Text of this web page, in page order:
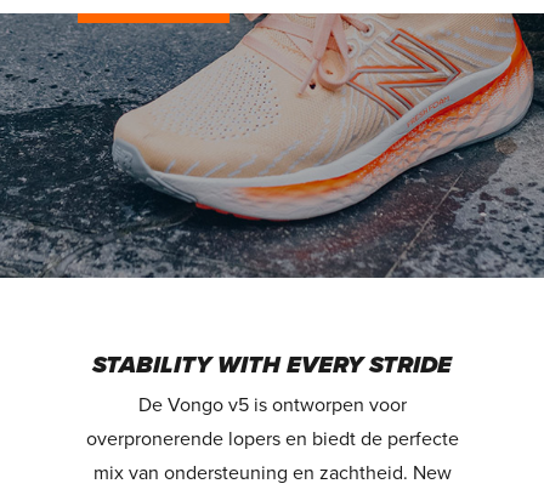
STABILITY WITH EVERY STRIDE
De Vongo v5 is ontworpen voor
overpronerende lopers en biedt de perfecte
mix van ondersteuning en zachtheid. New